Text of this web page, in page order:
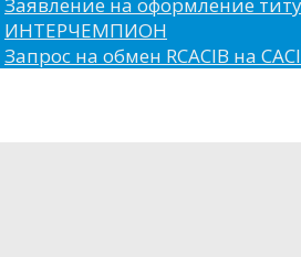
ИНТЕРЧЕМПИОН
Запрос на обмен RCACIB на